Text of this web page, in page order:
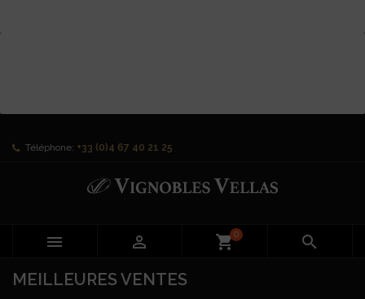
Téléphone: +33 (0)4 67 40 21 25
  shopping_cart0

MEILLEURES VENTES